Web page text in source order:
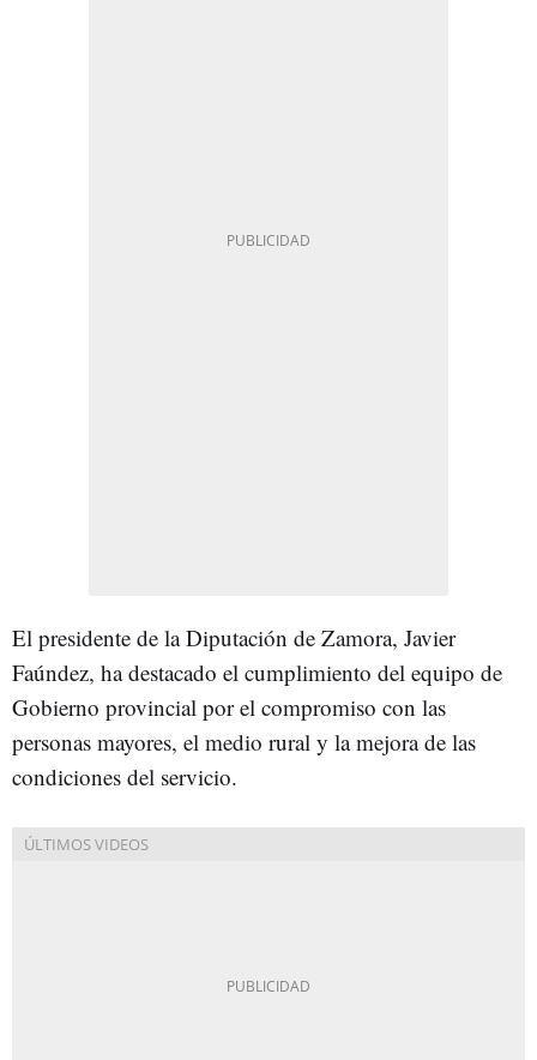
El presidente de la Diputación de Zamora, Javier
Faúndez, ha destacado el cumplimiento del equipo de
Gobierno provincial por el compromiso con las
personas mayores, el medio rural y la mejora de las
condiciones del servicio.